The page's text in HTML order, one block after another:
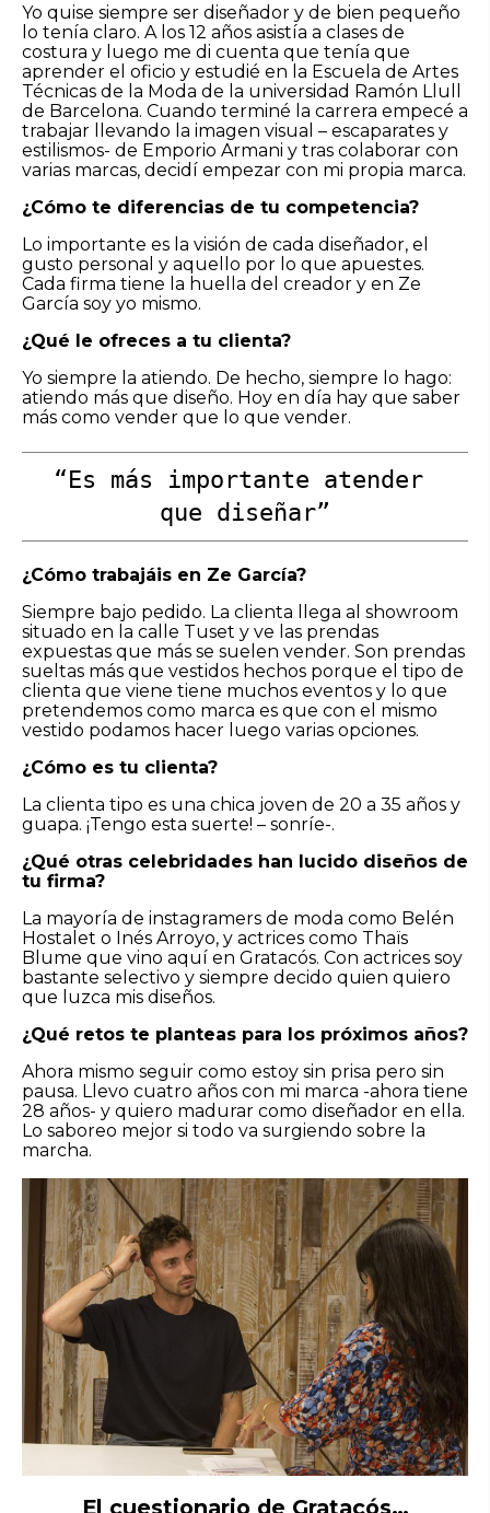
Yo quise siempre ser diseñador y de bien pequeño
lo tenía claro. A los 12 años asistía a clases de
costura y luego me di cuenta que tenía que
aprender el oficio y estudié en la Escuela de Artes
Técnicas de la Moda de la universidad Ramón Llull
de Barcelona. Cuando terminé la carrera empecé a
trabajar llevando la imagen visual – escaparates y
estilismos- de Emporio Armani y tras colaborar con
varias marcas, decidí empezar con mi propia marca.
¿Cómo te diferencias de tu competencia?
Lo importante es la visión de cada diseñador, el
gusto personal y aquello por lo que apuestes.
Cada firma tiene la huella del creador y en Ze
García soy yo mismo.
¿Qué le ofreces a tu clienta?
Yo siempre la atiendo. De hecho, siempre lo hago:
atiendo más que diseño. Hoy en día hay que saber
más como vender que lo que vender.
“Es más importante atender
que diseñar”
¿Cómo trabajáis en Ze García?
Siempre bajo pedido. La clienta llega al showroom
situado en la calle Tuset y ve las prendas
expuestas que más se suelen vender. Son prendas
sueltas más que vestidos hechos porque el tipo de
clienta que viene tiene muchos eventos y lo que
pretendemos como marca es que con el mismo
vestido podamos hacer luego varias opciones.
¿Cómo es tu clienta?
La clienta tipo es una chica joven de 20 a 35 años y
guapa. ¡Tengo esta suerte! – sonríe-.
¿Qué otras celebridades han lucido diseños de
tu firma?
La mayoría de instagramers de moda como Belén
Hostalet o Inés Arroyo, y actrices como Thaïs
Blume que vino aquí en Gratacós. Con actrices soy
bastante selectivo y siempre decido quien quiero
que luzca mis diseños.
¿Qué retos te planteas para los próximos años?
Ahora mismo seguir como estoy sin prisa pero sin
pausa. Llevo cuatro años con mi marca -ahora tiene
28 años- y quiero madurar como diseñador en ella.
Lo saboreo mejor si todo va surgiendo sobre la
marcha.
El cuestionario de Gratacós…